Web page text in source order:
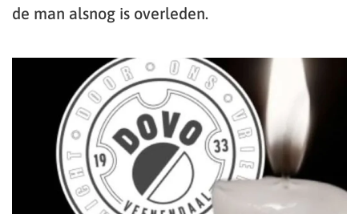
de man alsnog is overleden.